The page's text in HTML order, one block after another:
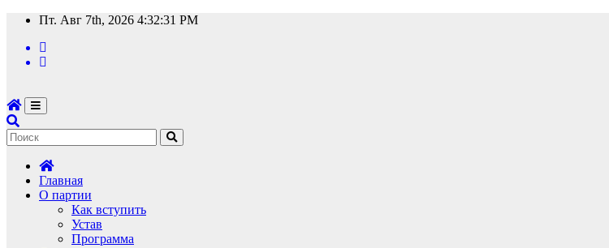
Перейти
содержимому
Пт. Авг 7th, 2026 4:32:32 PM
Главная
О партии
Как вступить
Устав
Программа